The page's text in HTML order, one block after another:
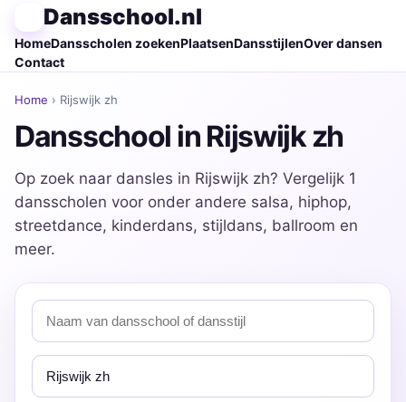
Dansschool.nl
HomeDansscholen zoekenPlaatsenDansstijlenOver dansen
Contact
Home › Rijswijk zh
Dansschool in Rijswijk zh
Op zoek naar dansles in Rijswijk zh? Vergelijk 1
dansscholen voor onder andere salsa, hiphop,
streetdance, kinderdans, stijldans, ballroom en
meer.